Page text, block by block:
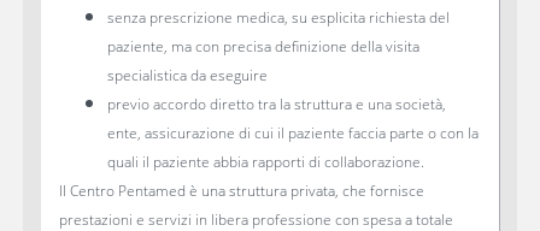
senza prescrizione medica, su esplicita richiesta del
paziente, ma con precisa definizione della visita
specialistica da eseguire
previo accordo diretto tra la struttura e una società,
ente, assicurazione di cui il paziente faccia parte o con la
quali il paziente abbia rapporti di collaborazione.
Il Centro Pentamed è una struttura privata, che fornisce
prestazioni e servizi in libera professione con spesa a totale